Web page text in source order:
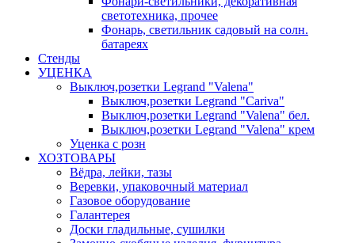
светотехника, прочее
Фонарь, светильник садовый на солн.
батареях
Стенды
УЦЕНКА
Выключ,розетки Legrand "Valena"
Выключ,розетки Legrand "Cariva"
Выключ,розетки Legrand "Valena" бел.
Выключ,розетки Legrand "Valena" крем
Уценка с розн
ХОЗТОВАРЫ
Вёдра, лейки, тазы
Веревки, упаковочный материал
Газовое оборудование
Галантерея
Доски гладильные, сушилки